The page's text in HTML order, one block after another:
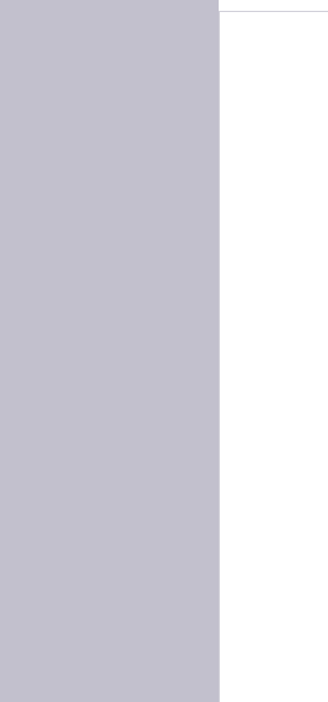
彼得前